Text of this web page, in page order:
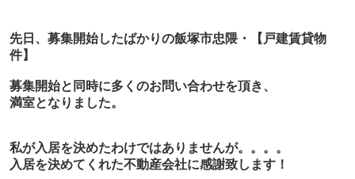
先日、募集開始したばかりの飯塚市忠隈・【戸建賃貸物
件】
募集開始と同時に多くのお問い合わせを頂き、
満室となりました。
私が入居を決めたわけではありませんが。。。。
入居を決めてくれた不動産会社に感謝致します！